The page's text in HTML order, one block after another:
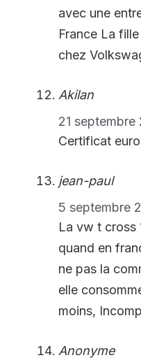
avec une
France La
chez
Akilan
21 septembre
Certificat
jean-paul
5 septembre
La vw t cross
quand en
ne pas la
elle
moins,
Anonyme